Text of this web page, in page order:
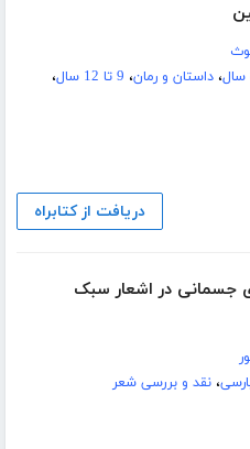
،داستان و رمان، 9 تا 12 سال
،
دریافت از کتابراه
جسمانی در اشعار سبک
،نقد و بررسی شعر